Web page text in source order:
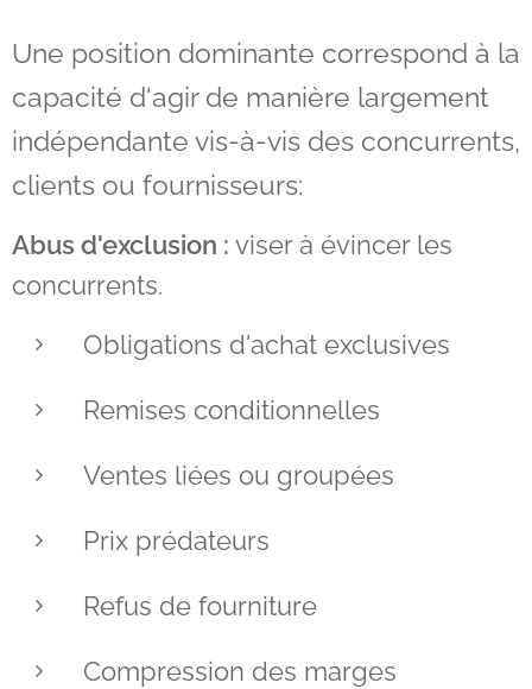
Une position dominante correspond à la
capacité d'agir de manière largement
indépendante vis-à-vis des concurrents,
clients ou fournisseurs:
Abus d'exclusion : viser à évincer les
concurrents.
Obligations d'achat exclusives
Remises conditionnelles
Ventes liées ou groupées
Prix prédateurs
Refus de fourniture
Compression des marges